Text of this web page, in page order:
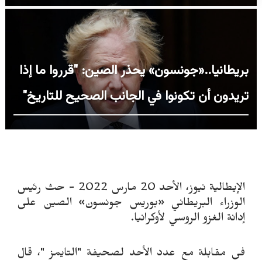
بريطانيا..«جونسون» يحذر الصين: "قرروا ما إذا
تريدون أن تكونوا في الجانب الصحيح للتاريخ"
الإيطالية نيوز، الأحد 20 مارس 2022 - حث رئيس
الوزراء البريطاني «بوريس جونسون» الصين على
إدانة الغزو الروسي لأوكرانيا.
في مقابلة مع عدد الأحد لصحيفة "التايمز "، قال